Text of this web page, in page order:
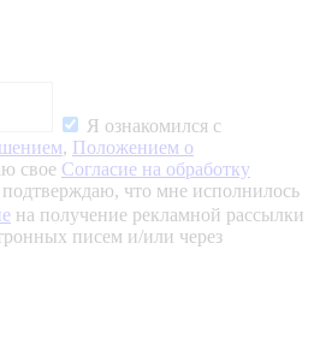
Я ознакомился с
, Положением о
свое Согласие на обработку
что мне исполнилось
на получение рекламной рассылки
писем и/или через